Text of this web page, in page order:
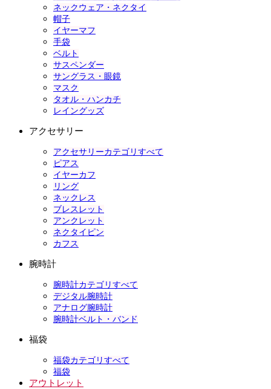
ネックウェア・ネクタイ
帽子
イヤーマフ
手袋
ベルト
サスペンダー
サングラス・眼鏡
マスク
タオル・ハンカチ
レイングッズ
アクセサリー
アクセサリーカテゴリすべて
ピアス
イヤーカフ
リング
ネックレス
ブレスレット
アンクレット
ネクタイピン
カフス
腕時計
腕時計カテゴリすべて
デジタル腕時計
アナログ腕時計
腕時計ベルト・バンド
福袋
福袋カテゴリすべて
福袋
アウトレット